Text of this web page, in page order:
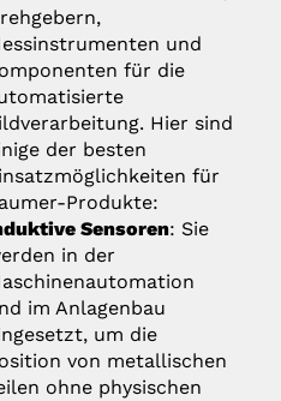
und
für die
Hier sind
der besten
für
Produkte:
Sensoren: Sie
in der
im Anlagenbau
um die
von metallischen
ohne physischen